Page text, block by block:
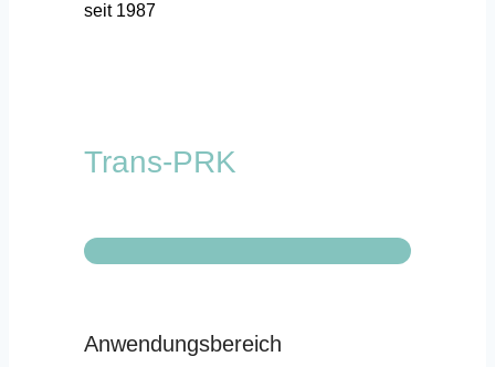
seit 1987
Trans-PRK
Anwendungsbereich